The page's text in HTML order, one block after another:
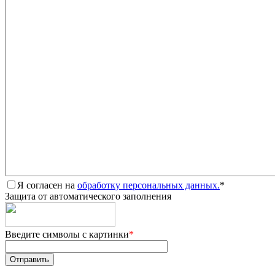
Я согласен на обработку персональных данных.*
Защита от автоматического заполнения
Введите символы с картинки*